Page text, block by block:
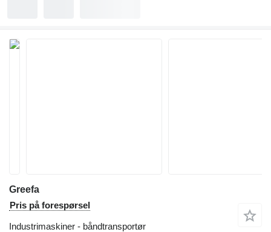
Greefa
Pris på forespørsel
Industrimaskiner - båndtransportør